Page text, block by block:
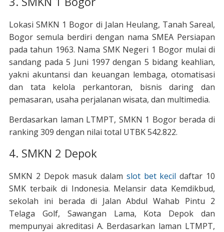
Lokasi SMKN 1 Bogor di Jalan Heulang, Tanah Sareal,
Bogor semula berdiri dengan nama SMEA Persiapan
pada tahun 1963. Nama SMK Negeri 1 Bogor mulai di
sandang pada 5 Juni 1997 dengan 5 bidang keahlian,
yakni akuntansi dan keuangan lembaga, otomatisasi
dan tata kelola perkantoran, bisnis daring dan
pemasaran, usaha perjalanan wisata, dan multimedia.
Berdasarkan laman LTMPT, SMKN 1 Bogor berada di
ranking 309 dengan nilai total UTBK 542.822.
4. SMKN 2 Depok
SMKN 2 Depok masuk dalam slot bet kecil daftar 10
SMK terbaik di Indonesia. Melansir data Kemdikbud,
sekolah ini berada di Jalan Abdul Wahab Pintu 2
Telaga Golf, Sawangan Lama, Kota Depok dan
mempunyai akreditasi A. Berdasarkan laman LTMPT,